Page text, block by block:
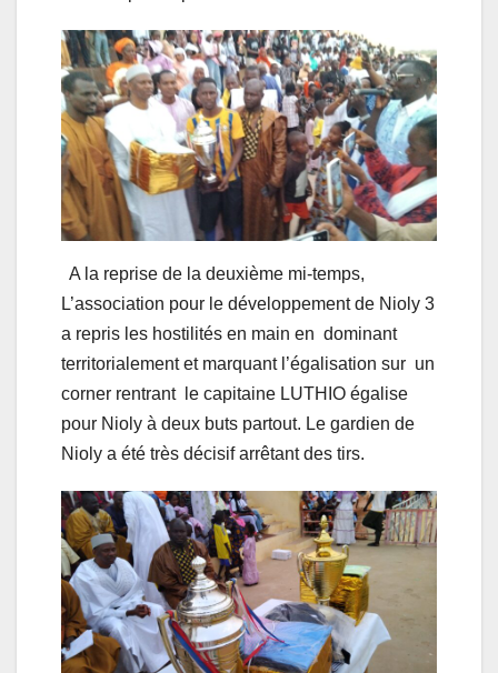
A la reprise de la deuxième mi-temps,
L’association pour le développement de Nioly 3
a repris les hostilités en main en dominant
territorialement et marquant l’égalisation sur un
corner rentrant le capitaine LUTHIO égalise
pour Nioly à deux buts partout. Le gardien de
Nioly a été très décisif arrêtant des tirs.